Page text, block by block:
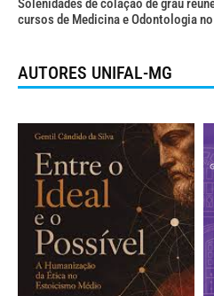
Solenidades de colação de grau
cursos de Medicina e Odontologia no
AUTORES UNIFAL-MG